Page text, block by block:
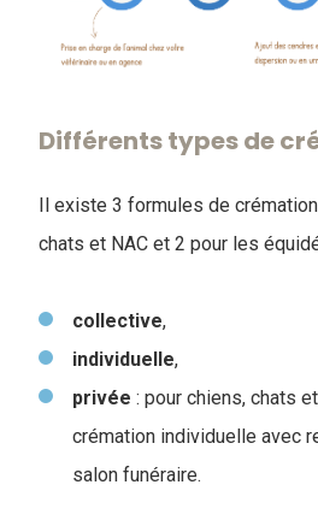
Différents types de
Il existe 3 formules de
chats et NAC et 2 pour les
collective,
individuelle,
privée : pour chiens, chats
crémation individuelle avec
salon funéraire.